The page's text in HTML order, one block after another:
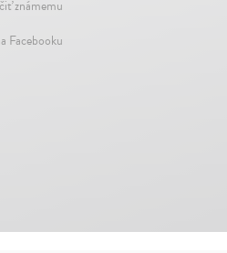
známemu
Facebooku